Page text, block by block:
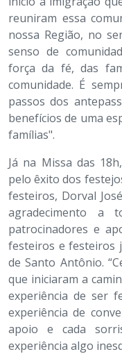
reuniram essa
nossa Região, no
senso de
força da fé, das
comunidade. É
passos dos
benefícios de uma
famílias".
Já na Missa das
pelo êxito dos
festeiros, Dorval
agradecimento a
patrocinadores e
festeiros e festeiros
de Santo Antônio.
que iniciaram a
experiência de ser
experiência de
apoio e cada
experiência algo